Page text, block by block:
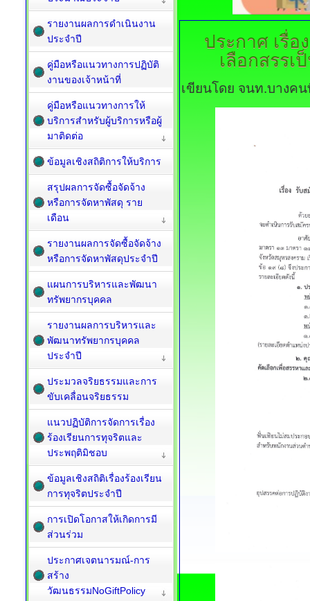
ประกาศ เรื่
เลือกสรรเ
เขียนโดย จนท.บางค
รายงานผลการดำเนินงาน
ประจำปี
คู่มือหรือแนวทางการปฏิบัติ
งานของเจ้าหน้าที่
คู่มือหรือแนวทางการให้
บริการสำหรับผู้บริการหรือผู้
มาติดต่อ
ข้อมูลเชิงสถิติการให้บริการ
สรุปผลการจัดซื้อจัดจ้าง
หรือการจัดหาพัสดุ ราย
เดือน
รายงานผลการจัดซื้อจัดจ้าง
หรือการจัดหาพัสดุประจำปี
แผนการบริหารและพัฒนา
ทรัพยากรบุคคล
รายงานผลการบริหารและ
พัฒนาทรัพยากรบุคคล
ประจำปี
ประมวลจริยธรรมและการ
ขับเคลื่อนจริยธรรม
แนวปฏิบัติการจัดการเรื่อง
ร้องเรียนการทุจริตและ
ประพฤติมิชอบ
ข้อมูลเชิงสถิติเรื่องร้องเรียน
การทุจริตประจำปี
การเปิดโอกาสให้เกิดการมี
ส่วนร่วม
ประกาศเจตนารมณ์-การ
สร้าง
วัฒนธรรมNoGiftPolicy